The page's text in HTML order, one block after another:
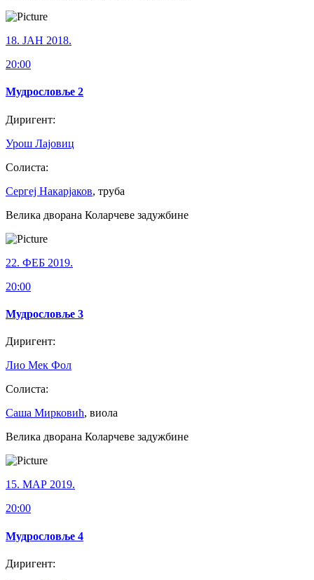
18. ЈАН 2018.
20:00
Мудрословље 2
Диригент:
Урош Лајовиц
Солиста:
Сергеј Накарјаков, труба
Велика дворана Коларчеве задужбине
22. ФЕБ 2019.
20:00
Мудрословље 3
Диригент:
Лио Мек Фол
Солиста:
Саша Мирковић, виола
Велика дворана Коларчеве задужбине
15. МАР 2019.
20:00
Мудрословље 4
Диригент: